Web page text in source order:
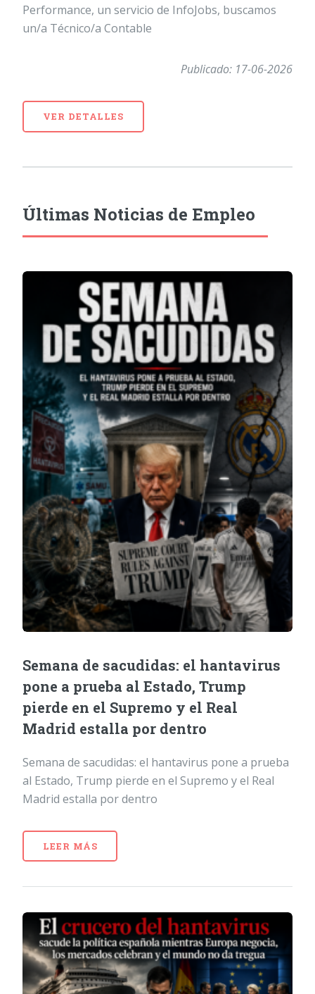
Performance, un servicio de InfoJobs, buscamos
un/a Técnico/a Contable
Publicado: 17-06-2026
VER DETALLES
Últimas Noticias de Empleo
Semana de sacudidas: el hantavirus
pone a prueba al Estado, Trump
pierde en el Supremo y el Real
Madrid estalla por dentro
Semana de sacudidas: el hantavirus pone a prueba
al Estado, Trump pierde en el Supremo y el Real
Madrid estalla por dentro
LEER MÁS